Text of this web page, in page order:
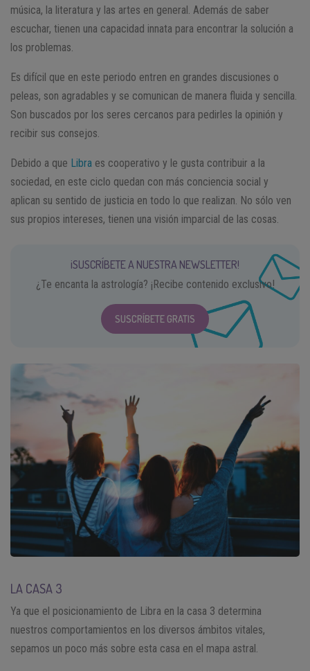
música, la literatura y las artes en general. Además de saber
escuchar, tienen una capacidad innata para encontrar la solución a
los problemas.
Es difícil que en este periodo entren en grandes discusiones o
peleas, son agradables y se comunican de manera fluida y sencilla.
Son buscados por los seres cercanos para pedirles la opinión y
recibir sus consejos.
Debido a que Libra es cooperativo y le gusta contribuir a la
sociedad, en este ciclo quedan con más conciencia social y
aplican su sentido de justicia en todo lo que realizan. No sólo ven
sus propios intereses, tienen una visión imparcial de las cosas.
¡SUSCRÍBETE A NUESTRA NEWSLETTER!
¿Te encanta la astrología? ¡Recibe contenido exclusivo!
SUSCRÍBETE GRATIS
LA CASA 3
Ya que el posicionamiento de Libra en la casa 3 determina
nuestros comportamientos en los diversos ámbitos vitales,
sepamos un poco más sobre esta casa en el mapa astral.